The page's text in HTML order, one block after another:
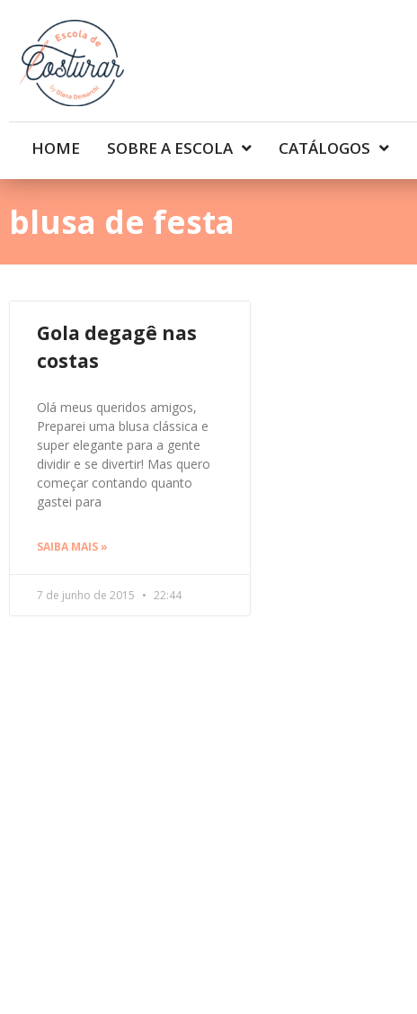
HOME SOBRE A ESCOLA CATÁLOGOS
blusa de festa
Gola degagê nas
costas
Olá meus queridos amigos,
Preparei uma blusa clássica e
super elegante para a gente
dividir e se divertir! Mas quero
começar contando quanto
gastei para
SAIBA MAIS »
7 de junho de 2015 22:44